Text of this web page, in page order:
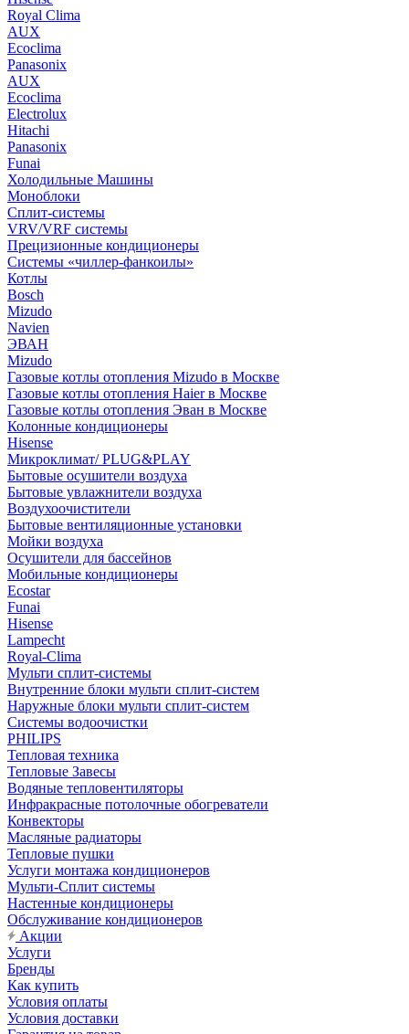
Royal Clima
AUX
Ecoclima
Panasonix
AUX
Ecoclima
Electrolux
Hitachi
Panasonix
Funai
Холодильные Машины
Моноблоки
Сплит-системы
VRV/VRF системы
Прецизионные кондиционеры
Системы «чиллер-фанкоилы»
Котлы
Bosch
Mizudo
Navien
ЭВАН
Mizudo
Газовые котлы отопления Mizudo в Москве
Газовые котлы отопления Haier в Москве
Газовые котлы отопления Эван в Москве
Колонные кондиционеры
Hisense
Микроклимат/ PLUG&PLAY
Бытовые осушители воздуха
Бытовые увлажнители воздуха
Воздухоочистители
Бытовые вентиляционные установки
Мойки воздуха
Осушители для бассейнов
Мобильные кондиционеры
Ecostar
Funai
Hisense
Lampecht
Royal-Clima
Мульти сплит-системы
Внутренние блоки мульти сплит-систем
Наружные блоки мульти сплит-систем
Системы водоочистки
PHILIPS
Тепловая техника
Тепловые Завесы
Водяные тепловентиляторы
Инфракрасные потолочные обогреватели
Конвекторы
Масляные радиаторы
Тепловые пушки
Услуги монтажа кондиционеров
Мульти-Сплит системы
Настенные кондиционеры
Обслуживание кондиционеров
Акции
Услуги
Бренды
Как купить
Условия оплаты
Условия доставки